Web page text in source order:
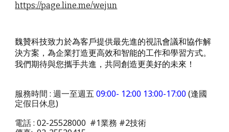
https://page.line.me/wejun
魏贊科技致力於為客戶提供最先進的視訊會議和協作解
決方案，為企業打造更高效和智能的工作和學習方式。
我們期待與您攜手共進，共同創造更美好的未來！
服務時間 : 週一至週五 09:00- 12:00 13:00-17:00(逢國
定假日休息)
電話 : 02-25528000 #1業務 #2技術